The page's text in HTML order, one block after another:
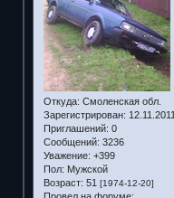
Откуда: Смоленская обл.
Зарегистрирован: 12.11.2011
Приглашений: 0
Сообщений: 3236
Уважение: +399
Пол: Мужской
Возраст: 51 [1974-12-20]